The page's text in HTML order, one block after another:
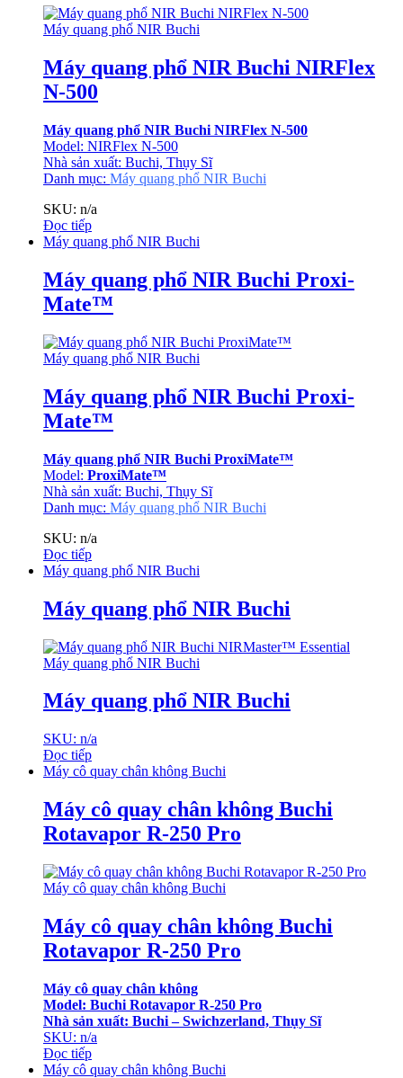
Máy quang phổ NIR Buchi
Máy quang phổ NIR Buchi NIRFlex
N-500
Máy quang phổ NIR Buchi NIRFlex N-500
Model: NIRFlex N-500
Nhà sản xuất: Buchi, Thụy Sĩ
Danh mục: Máy quang phổ NIR Buchi
SKU: n/a
Đọc tiếp
Máy quang phổ NIR Buchi
Máy quang phổ NIR Buchi Proxi­
Mate™
Máy quang phổ NIR Buchi
Máy quang phổ NIR Buchi Proxi­
Mate™
Máy quang phổ NIR Buchi Proxi­Mate™
Model: Proxi­Mate™
Nhà sản xuất: Buchi, Thụy Sĩ
Danh mục: Máy quang phổ NIR Buchi
SKU: n/a
Đọc tiếp
Máy quang phổ NIR Buchi
Máy quang phổ NIR Buchi
Máy quang phổ NIR Buchi
Máy quang phổ NIR Buchi
SKU: n/a
Đọc tiếp
Máy cô quay chân không Buchi
Máy cô quay chân không Buchi
Rotavapor R-250 Pro
Máy cô quay chân không Buchi
Máy cô quay chân không Buchi
Rotavapor R-250 Pro
Máy cô quay chân không
Model: Buchi Rotavapor R-250 Pro
Nhà sản xuất: Buchi – Swichzerland, Thụy Sĩ
SKU: n/a
Đọc tiếp
Máy cô quay chân không Buchi